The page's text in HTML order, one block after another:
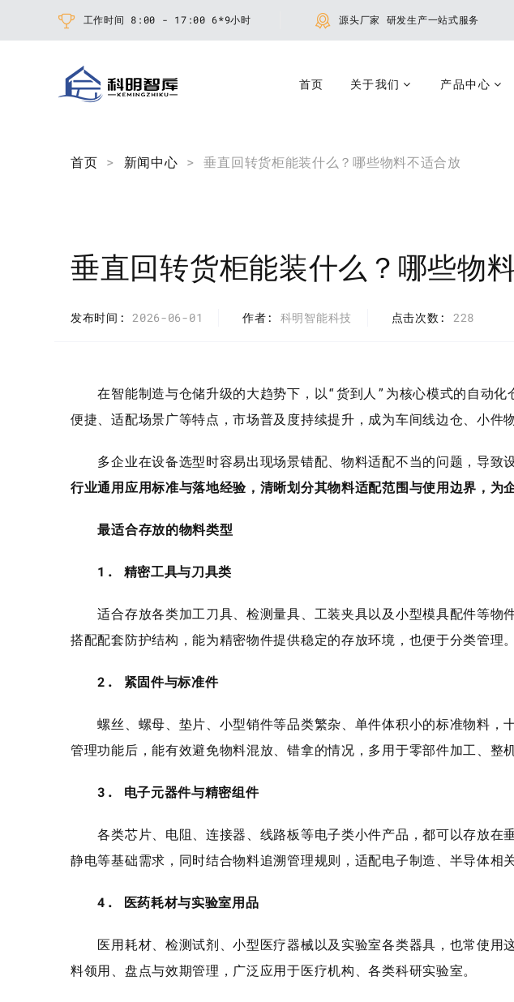
工作时间 8:00 - 17:00 6*9小时 源头厂家 研发生产一站式服务
首页 关于我们 产品中心
首页 > 新闻中心 > 垂直回转货柜能装什么？哪些物料不适合放
垂直回转货柜能装什么？哪些物
发布时间 2026-06-01 作者 科明智能科技 点击次数 228
在智能制造与仓储升级的大趋势下，以“货到人”为核心模式的自动化
便捷、适配场景广等特点，市场普及度持续提升，成为车间线边仓、小件
多企业在设备选型时容易出现场景错配、物料适配不当的问题，导致
行业通用应用标准与落地经验，清晰划分其物料适配范围与使用边界，为
最适合存放的物料类型
1. 精密工具与刀具类
适合存放各类加工刀具、检测量具、工装夹具以及小型模具配件等物
搭配配套防护结构，能为精密物件提供稳定的存放环境，也便于分类管理
2. 紧固件与标准件
螺丝、螺母、垫片、小型销件等品类繁杂、单件体积小的标准物料，
管理功能后，能有效避免物料混放、错拿的情况，多用于零部件加工、整
3. 电子元器件与精密组件
各类芯片、电阻、连接器、线路板等电子类小件产品，都可以存放在
静电等基础需求，同时结合物料追溯管理规则，适配电子制造、半导体相
4. 医药耗材与实验室用品
医用耗材、检测试剂、小型医疗器械以及实验室各类器具，也常使用
料领用、盘点与效期管理，广泛应用于医疗机构、各类科研实验室。